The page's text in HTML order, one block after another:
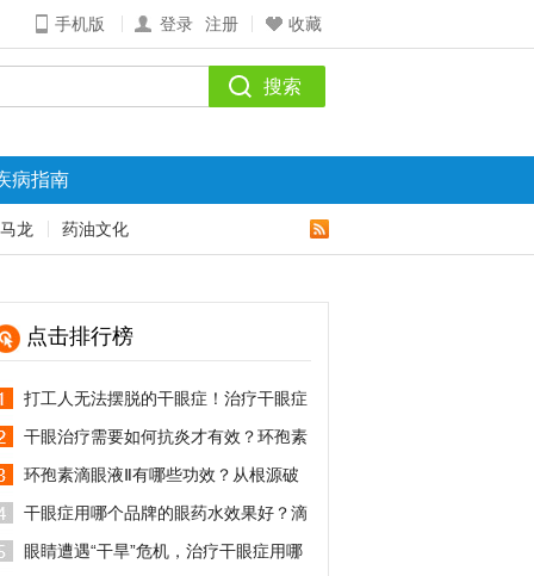
手机版 登录 注册 收藏
病指南
龙 药油文化
点击排行榜
打工人无法摆脱的干眼症！治疗干眼症
用什么眼药水？
干眼治疗需要如何抗炎才有效？环孢素
滴眼液Ⅱ抗炎效果怎么样？
环孢素滴眼液Ⅱ有哪些功效？从根源破
解干眼难题
干眼症用哪个品牌的眼药水效果好？滴
眼液千万别乱用！
眼睛遭遇“干旱”危机，治疗干眼症用哪